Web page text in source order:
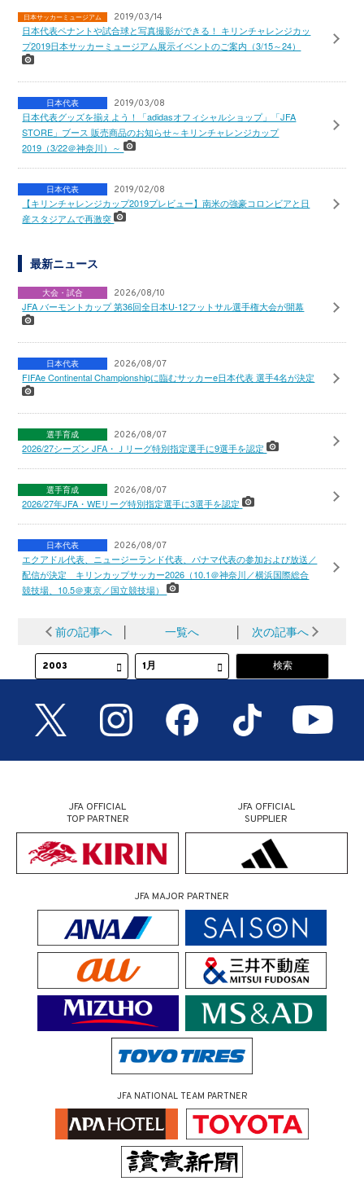
日本サッカーミュージアム 2019/03/14
日本代表ペナントや試合球と写真撮影ができる！ キリンチャレンジカッ
プ2019日本サッカーミュージアム展示イベントのご案内（3/15～24）
日本代表 2019/03/08
日本代表グッズを揃えよう！「adidasオフィシャルショップ」「JFA
STORE」ブース 販売商品のお知らせ～キリンチャレンジカップ
2019（3/22＠神奈川）～
日本代表 2019/02/08
【キリンチャレンジカップ2019プレビュー】南米の強豪コロンビアと日
産スタジアムで再激突
最新ニュース
大会・試合 2026/08/10
JFA バーモントカップ 第36回全日本U-12フットサル選手権大会が開幕
日本代表 2026/08/07
FIFAe Continental Championshipに臨むサッカーe日本代表 選手4名が決定
選手育成 2026/08/07
2026/27シーズン JFA・Ｊリーグ特別指定選手に9選手を認定
選手育成 2026/08/07
2026/27年JFA・WEリーグ特別指定選手に3選手を認定
日本代表 2026/08/07
エクアドル代表、ニュージーランド代表、パナマ代表の参加および放送／
配信が決定 キリンカップサッカー2026（10.1＠神奈川／横浜国際総合
競技場、10.5＠東京／国立競技場）
前の記事へ │ 一覧へ │ 次の記事へ
JFA OFFICIAL
TOP PARTNER
JFA OFFICIAL
SUPPLIER
JFA MAJOR PARTNER
JFA NATIONAL TEAM PARTNER